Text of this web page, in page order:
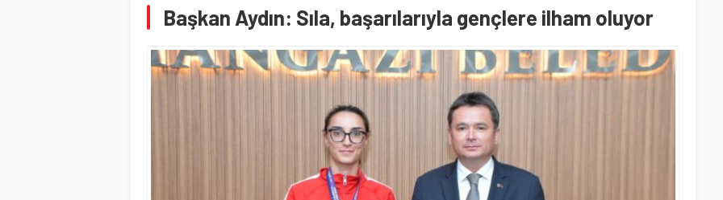
Başkan Aydın: Sıla, başarılarıyla gençlere ilham oluyor